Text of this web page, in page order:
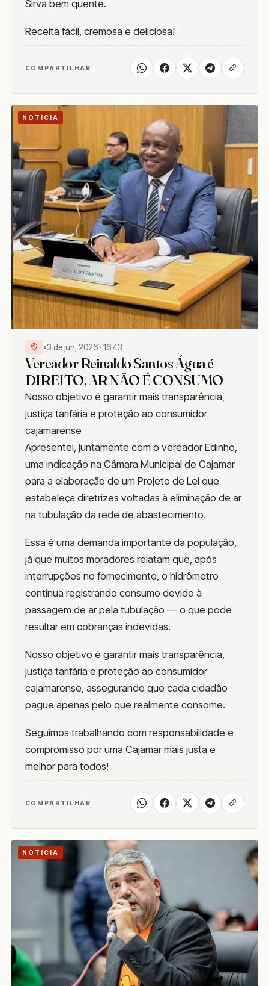
Sirva bem quente.
Receita fácil, cremosa e deliciosa!
COMPARTILHAR
NOTÍCIA
•3 de jun, 2026 · 16:43
Vereador Reinaldo Santos Água é
DIREITO, AR NÃO É CONSUMO
Nosso objetivo é garantir mais transparência,
justiça tarifária e proteção ao consumidor
cajamarense
Apresentei, juntamente com o vereador Edinho,
uma indicação na Câmara Municipal de Cajamar
para a elaboração de um Projeto de Lei que
estabeleça diretrizes voltadas à eliminação de ar
na tubulação da rede de abastecimento.
Essa é uma demanda importante da população,
já que muitos moradores relatam que, após
interrupções no fornecimento, o hidrômetro
continua registrando consumo devido à
passagem de ar pela tubulação — o que pode
resultar em cobranças indevidas.
Nosso objetivo é garantir mais transparência,
justiça tarifária e proteção ao consumidor
cajamarense, assegurando que cada cidadão
pague apenas pelo que realmente consome.
Seguimos trabalhando com responsabilidade e
compromisso por uma Cajamar mais justa e
melhor para todos!
COMPARTILHAR
NOTÍCIA